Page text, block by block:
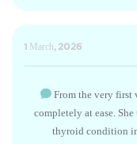
1 March, 2026
From the very first
completely at ease.
thyroid condition